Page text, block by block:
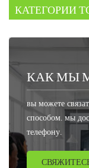
КАТЕГОРИИ
КАК МЫ
вы можете
способом. мы
телефону.